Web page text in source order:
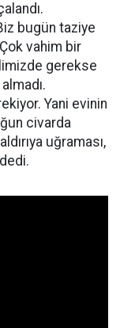
bugün taziye
vahim bir
gerekse
Yani evinin
civarda
uğraması,